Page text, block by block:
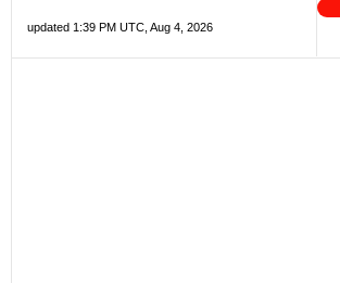
updated 1:39 PM UTC, Aug 4, 2026